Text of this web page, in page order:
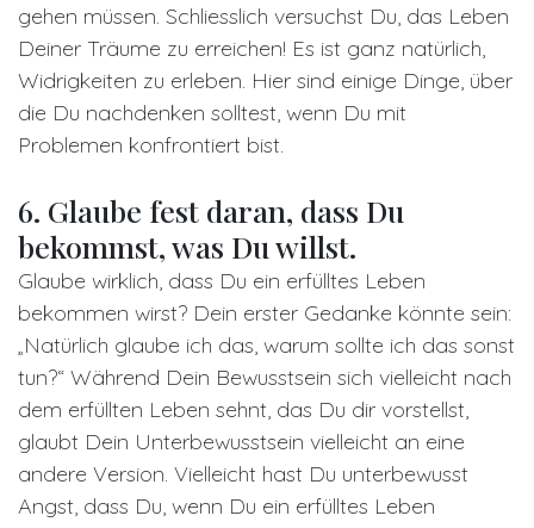
gehen müssen. Schliesslich versuchst Du, das Leben
Deiner Träume zu erreichen! Es ist ganz natürlich,
Widrigkeiten zu erleben. Hier sind einige Dinge, über
die Du nachdenken solltest, wenn Du mit
Problemen konfrontiert bist.
6. Glaube fest daran, dass Du
bekommst, was Du willst.
Glaube wirklich, dass Du ein erfülltes Leben
bekommen wirst? Dein erster Gedanke könnte sein:
„Natürlich glaube ich das, warum sollte ich das sonst
tun?“ Während Dein Bewusstsein sich vielleicht nach
dem erfüllten Leben sehnt, das Du dir vorstellst,
glaubt Dein Unterbewusstsein vielleicht an eine
andere Version. Vielleicht hast Du unterbewusst
Angst, dass Du, wenn Du ein erfülltes Leben